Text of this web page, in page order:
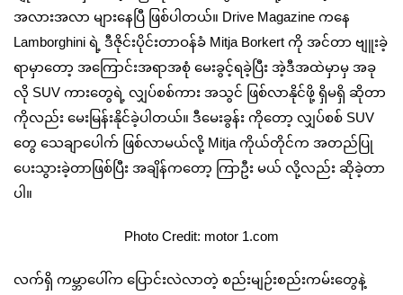
အလားအလာ များနေပြီ ဖြစ်ပါတယ်။ Drive Magazine ကနေ
Lamborghini ရဲ့ ဒီဇိုင်းပိုင်းတာဝန်ခံ Mitja Borkert ကို အင်တာ ဗျူးခဲ့
ရာမှာတော့ အကြောင်းအရာအစုံ မေးခွင့်ရခဲ့ပြီး အဲ့ဒီအထဲမှာမှ အခု
လို SUV ကားတွေရဲ့ လျှပ်စစ်ကား အသွင် ဖြစ်လာနိုင်ဖို့ ရှိမရှိ ဆိုတာ
ကိုလည်း မေးမြန်းနိုင်ခဲ့ပါတယ်။ ဒီမေးခွန်း ကိုတော့ လျှပ်စစ် SUV
တွေ သေချာပေါက် ဖြစ်လာမယ်လို့ Mitja ကိုယ်တိုင်က အတည်ပြု
ပေးသွားခဲ့တာဖြစ်ပြီး အချိန်ကတော့ ကြာဦး မယ် လို့လည်း ဆိုခဲ့တာ
ပါ။
Photo Credit: motor 1.com
လက်ရှိ ကမ္ဘာပေါ်က ပြောင်းလဲလာတဲ့ စည်းမျဉ်းစည်းကမ်းတွေနဲ့